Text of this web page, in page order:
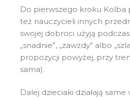
Do pierwszego kroku Kolba
też nauczycieli innych
swojej dobroci użyją podczas
„snadnie”, „zawżdy” albo
propozycji powyżej, przy
sama).
Dalej dzieciaki działają same